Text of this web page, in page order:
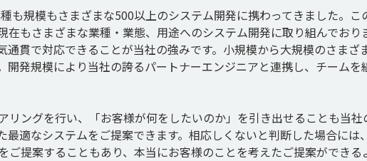
も規模もさまざまな500以上のシステム開発に携わってきました。こ
在もさまざまな業種・業態、用途へのシステム開発に取り組んでおり
通貫で対応できることが当社の強みです。小規模から大規模のさまざ
開発規模により当社の誇るパートナーエンジニアと連携し、チームを
リングを行い、「お客様が何をしたいのか」を引き出せることも当社
最適なシステムをご提案できます。相応しくないと判断した場合には
ご提案することもあり、本当にお客様のことを考えたご提案ができる